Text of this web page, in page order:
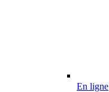
En ligne